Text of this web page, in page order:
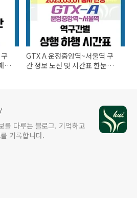
스
GTX A 운정중앙역~서울역 구
간 정보 노선 및 시간표 한눈에
를 다루는 블로그. 기억하고
기록합니다.